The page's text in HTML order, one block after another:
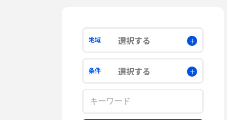
地域 選択する
条件 選択する